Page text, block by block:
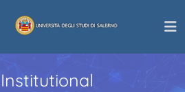
Institutional